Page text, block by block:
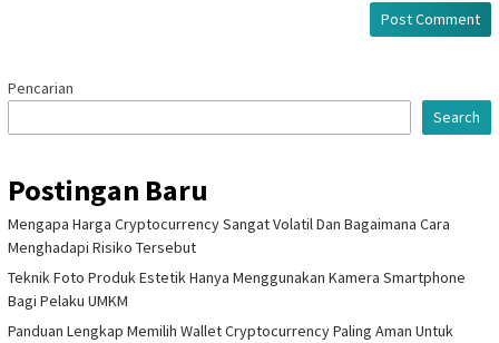
Pencarian
Search
Postingan Baru
Mengapa Harga Cryptocurrency Sangat Volatil Dan Bagaimana Cara
Menghadapi Risiko Tersebut
Teknik Foto Produk Estetik Hanya Menggunakan Kamera Smartphone
Bagi Pelaku UMKM
Panduan Lengkap Memilih Wallet Cryptocurrency Paling Aman Untuk